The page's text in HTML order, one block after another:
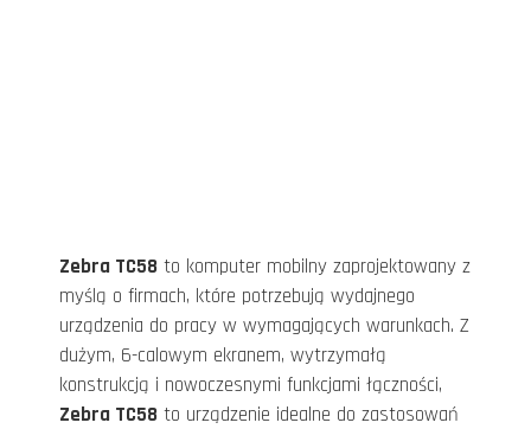
Zebra TC58 to komputer mobilny zaprojektowany z
myślą o firmach, które potrzebują wydajnego
urządzenia do pracy w wymagających warunkach. Z
dużym, 6-calowym ekranem, wytrzymałą
konstrukcją i nowoczesnymi funkcjami łączności,
Zebra TC58 to urządzenie idealne do zastosowań